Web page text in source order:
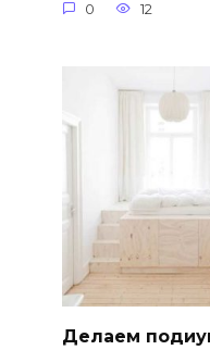
0 12
Делаем